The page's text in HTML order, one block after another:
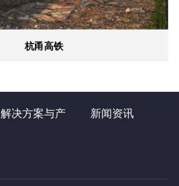
杭甬高铁
解决方案与产 新闻资讯